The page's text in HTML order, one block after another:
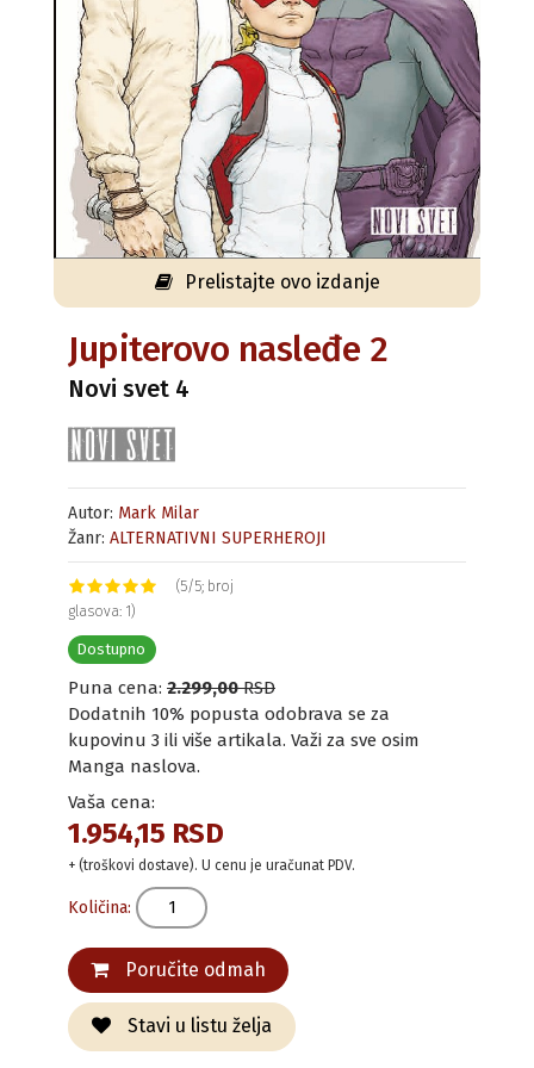
Prelistajte ovo izdanje
Jupiterovo nasleđe 2
Novi svet 4
Autor: Mark Milar
Žanr: ALTERNATIVNI SUPERHEROJI
(5/5; broj
glasova: 1)
Dostupno
Puna cena: 2.299,00RSD
Dodatnih 10% popusta odobrava se za
kupovinu 3 ili više artikala. Važi za sve osim
Manga naslova.
Vaša cena:
1.954,15 RSD
+ (troškovi dostave). U cenu je uračunat PDV.
Količina:
Poručite odmah
Stavi u listu želja